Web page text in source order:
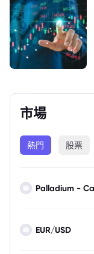
市場
熱門 股票
Palladium -
EUR/USD